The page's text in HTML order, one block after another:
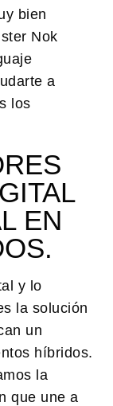
bien
Nok
a
los
EN
y lo
la solución
un
híbridos.
la
que une a